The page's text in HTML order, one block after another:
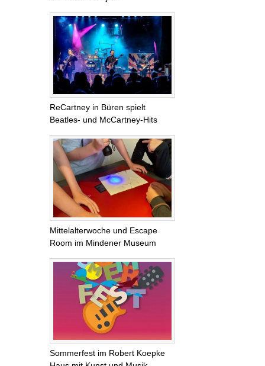
ReCartney in Büren spielt
Beatles- und McCartney-Hits
Mittelalterwoche und Escape
Room im Mindener Museum
Sommerfest im Robert Koepke